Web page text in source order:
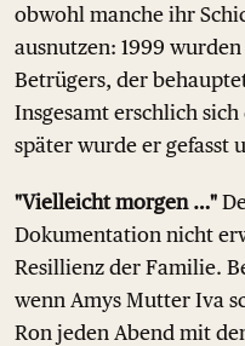
obwohl manche ihr
ausnutzen: 1999
Betrügers, der
Insgesamt erschlich
später wurde er gefasst
"Vielleicht morgen …"
Dokumentation nicht
Resillienz der Familie.
wenn Amys Mutter Iva
Ron jeden Abend mit